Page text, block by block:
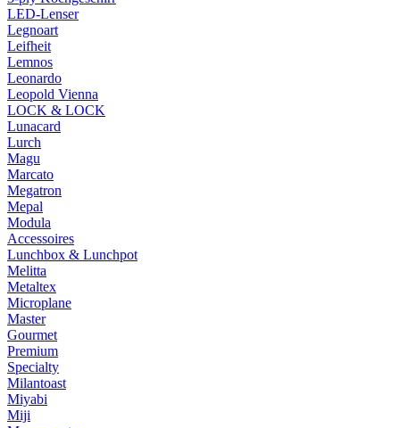
LED-Lenser
Legnoart
Leifheit
Lemnos
Leonardo
Leopold Vienna
LOCK & LOCK
Lunacard
Lurch
Magu
Marcato
Megatron
Mepal
Modula
Accessoires
Lunchbox & Lunchpot
Melitta
Metaltex
Microplane
Master
Gourmet
Premium
Specialty
Milantoast
Miyabi
Miji